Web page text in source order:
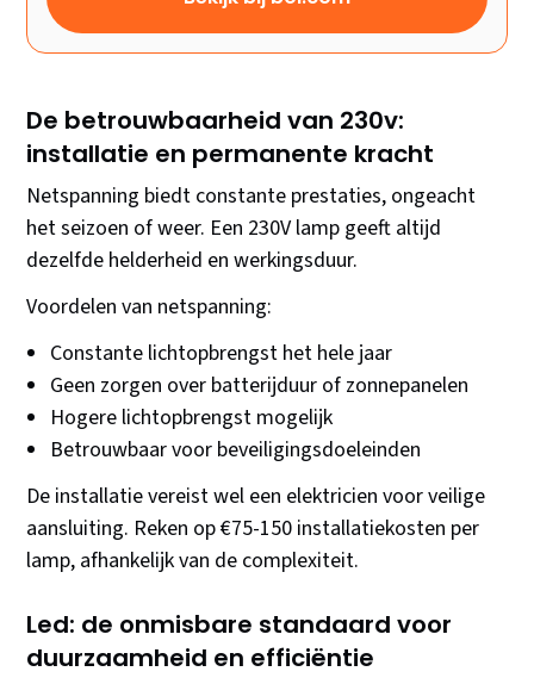
De betrouwbaarheid van 230v:
installatie en permanente kracht
Netspanning biedt constante prestaties, ongeacht
het seizoen of weer. Een 230V lamp geeft altijd
dezelfde helderheid en werkingsduur.
Voordelen van netspanning:
Constante lichtopbrengst het hele jaar
Geen zorgen over batterijduur of zonnepanelen
Hogere lichtopbrengst mogelijk
Betrouwbaar voor beveiligingsdoeleinden
De installatie vereist wel een elektricien voor veilige
aansluiting. Reken op €75-150 installatiekosten per
lamp, afhankelijk van de complexiteit.
Led: de onmisbare standaard voor
duurzaamheid en efficiëntie